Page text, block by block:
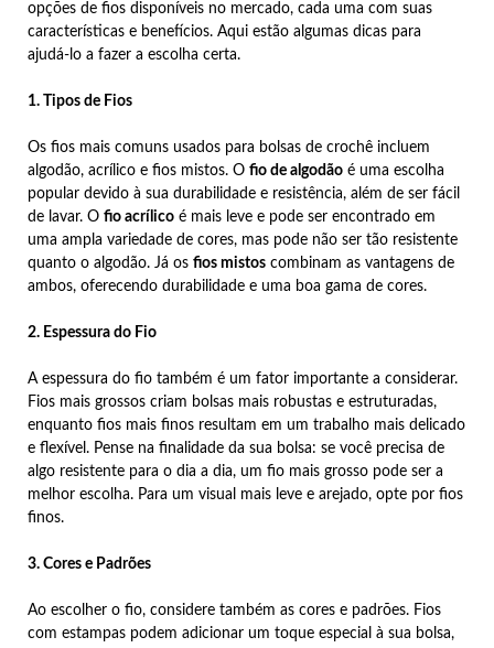
opções de fios disponíveis no mercado, cada uma com suas
características e benefícios. Aqui estão algumas dicas para
ajudá-lo a fazer a escolha certa.
1. Tipos de Fios
Os fios mais comuns usados para bolsas de crochê incluem
algodão, acrílico e fios mistos. O fio de algodão é uma escolha
popular devido à sua durabilidade e resistência, além de ser fácil
de lavar. O fio acrílico é mais leve e pode ser encontrado em
uma ampla variedade de cores, mas pode não ser tão resistente
quanto o algodão. Já os fios mistos combinam as vantagens de
ambos, oferecendo durabilidade e uma boa gama de cores.
2. Espessura do Fio
A espessura do fio também é um fator importante a considerar.
Fios mais grossos criam bolsas mais robustas e estruturadas,
enquanto fios mais finos resultam em um trabalho mais delicado
e flexível. Pense na finalidade da sua bolsa: se você precisa de
algo resistente para o dia a dia, um fio mais grosso pode ser a
melhor escolha. Para um visual mais leve e arejado, opte por fios
finos.
3. Cores e Padrões
Ao escolher o fio, considere também as cores e padrões. Fios
com estampas podem adicionar um toque especial à sua bolsa,